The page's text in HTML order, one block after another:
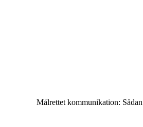
Målrettet kommunikation: